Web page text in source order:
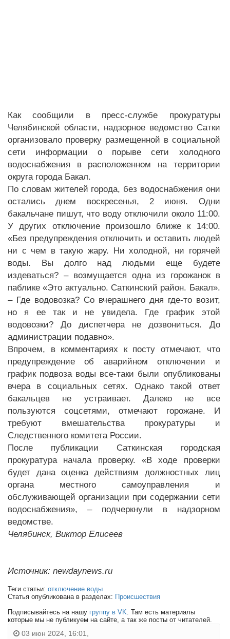
Как сообщили в пресс-службе прокуратуры
Челябинской области, надзорное ведомство Сатки
организовало проверку размещенной в социальной
сети информации о порыве сети холодного
водоснабжения в расположенном на территории
округа города Бакал.
По словам жителей города, без водоснабжения они
остались днем воскресенья, 2 июня. Одни
бакальчане пишут, что воду отключили около 11:00.
У других отключение произошло ближе к 14:00.
«Без предупреждения отключить и оставить людей
ни с чем в такую жару. Ни холодной, ни горячей
воды. Вы долго над людьми еще будете
издеваться? – возмущается одна из горожанок в
паблике «Это актуально. Саткинский район. Бакал».
– Где водовозка? Со вчерашнего дня где-то возит,
но я ее так и не увидела. Где график этой
водовозки? До диспетчера не дозвониться. До
администрации подавно».
Впрочем, в комментариях к посту отмечают, что
предупреждение об аварийном отключении и
график подвоза воды все-таки были опубликованы
вчера в социальных сетях. Однако такой ответ
бакальцев не устраивает. Далеко не все
пользуются соцсетями, отмечают горожане. И
требуют вмешательства прокуратуры и
Следственного комитета России.
После публикации Саткинская городская
прокуратура начала проверку. «В ходе проверки
будет дана оценка действиям должностных лиц
органа местного самоуправления и
обслуживающей организации при содержании сети
водоснабжения», – подчеркнули в надзорном
ведомстве.
Челябинск, Виктор Елисеев
Источник: newdaynews.ru
Теги статьи: отключение воды
Статья опубликована в разделах: Происшествия
Подписывайтесь на нашу группу в VK . Там есть материалы
которые мы не публикуем на сайте, а так же посты от читателей.
03 июн 2024, 16:01,